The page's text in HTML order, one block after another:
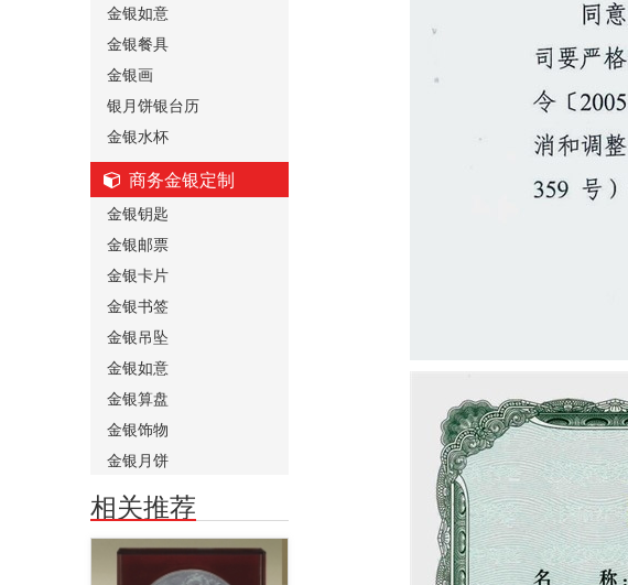
金银如意
金银餐具
金银画
银月饼银台历
金银水杯
商务金银定制
金银钥匙
金银邮票
金银卡片
金银书签
金银吊坠
金银如意
金银算盘
金银饰物
金银月饼
相关推荐